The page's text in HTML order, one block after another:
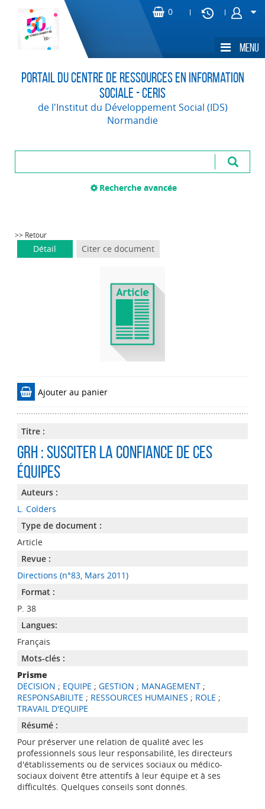
Portail du Centre de Ressources en Information
Sociale - CERIS
de l'Institut du Développement Social (IDS)
Normandie
Recherche avancée
>> Retour
Détail Citer ce document
Ajouter au panier
Titre :
GRH : susciter la confiance de ces
équipes
Auteurs :
L. Colders
Type de document :
Article
Revue :
Directions (n°83, Mars 2011)
Format :
P. 38
Langues:
Français
Mots-clés :
Prisme
DECISION ; EQUIPE ; GESTION ; MANAGEMENT;
RESPONSABILITE ; RESSOURCES HUMAINES ; ROLE ;
TRAVAIL D'EQUIPE
Résumé :
Pour préserver une relation de qualité avec les
professionnels sous leur responsabilité, les directeurs
d'établissements ou de services sociaux ou médico-
sociaux doivent être attentifs à leur équipe et à ses
difficultés. Quelques conseils sont donnés.